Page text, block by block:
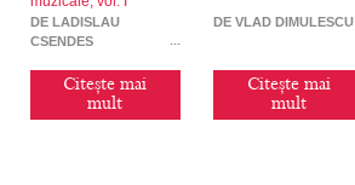
DE LADISLAU
CSENDES
Citește mai
mult
DE VLAD DIMULESCU
Citește mai
mult